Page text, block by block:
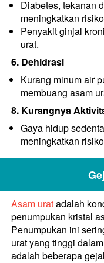
Diabetes, tekanan
meningkatkan
Penyakit ginjal
urat.
6. Dehidrasi
Kurang minum air
membuang asam
8. Kurangnya
Gaya hidup
meningkatkan
Asam urat adalah
penumpukan kristal
Penumpukan ini
urat yang tinggi
adalah beberapa